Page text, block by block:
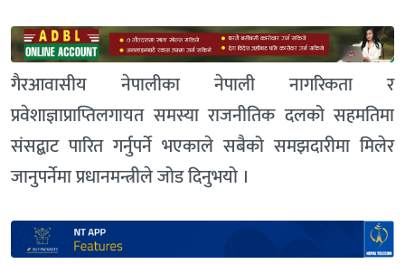
गैरआवासीय नेपालीका नेपाली नागरिकता र
प्रवेशाज्ञाप्राप्तिलगायत समस्या राजनीतिक दलको सहमतिमा
संसद्बाट पारित गर्नुपर्ने भएकाले सबैको समझदारीमा मिलेर
जानुपर्नेमा प्रधानमन्त्रीले जोड दिनुभयो ।